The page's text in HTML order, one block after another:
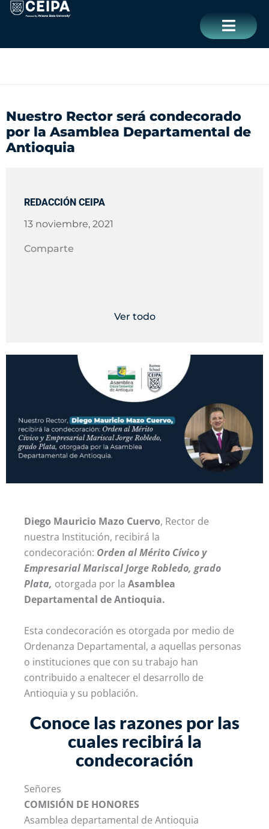
contenido
Nuestro Rector será condecorado
por la Asamblea Departamental de
Antioquia
REDACCIÓN CEIPA
13 noviembre, 2021
Comparte
Ver todo
Diego Mauricio Mazo Cuervo, Rector de
nuestra Institución, recibirá la
condecoración: Orden al Mérito Cívico y
Empresarial Mariscal Jorge Robledo, grado
Plata, otorgada por la Asamblea
Departamental de Antioquia.
Esta condecoración es otorgada por medio de
Ordenanza Departamental, a aquellas personas
o instituciones que con su trabajo han
contribuido a enaltecer el desarrollo de
Antioquia y su población.
Conoce las razones por las
cuales recibirá la
condecoración
Señores
COMISIÓN DE HONORES
Asamblea departamental de Antioquia